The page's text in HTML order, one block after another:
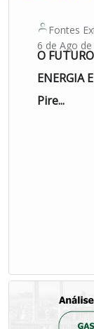
Fontes
6 de Ago
O
ENERGIA
Pire...